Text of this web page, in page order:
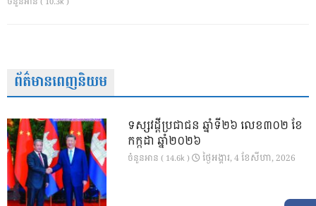
ព័ត៌មានពេញនិយម
ទស្សវដ្តីប្រជាជន ឆ្នាំទី២៦ លេខ៣០២ ខែ
កក្កដា ឆ្នាំ២០២៦
ចំនួនអាន ( 14.6k ) ថ្ងៃ​អង្គារ, 4 ខែ​សីហា, 2026